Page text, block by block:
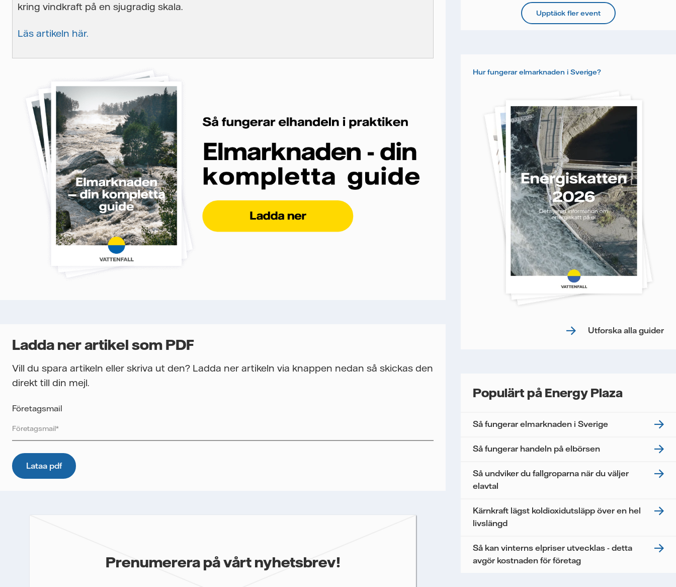
kring vindkraft på en sjugradig skala.
Läs artikeln här.
Ladda ner artikel som PDF
Vill du spara artikeln eller skriva ut den? Ladda ner artikeln via knappen nedan så skickas den
direkt till din mejl.
Företagsmail
Vattenfall skyddar och respekterar din integritet. För att Vattenfalls storföretagsförsäljning ska kunna skicka det önskade
innehållet till dig, samt för att i framtiden kunna skicka ytterligare information som kan vara relevant för dig, behöver vi dina
uppgifter. E-postmeddelanden spåras för att mäta utskickens prestanda som öppnings- och klickfrekvens. Dina uppgifter
Prenumerera på vårt nyhetsbrev!
Upptäck fler event
Hur fungerar elmarknaden i Sverige?
Utforska alla guider
Populärt på Energy Plaza
Så fungerar elmarknaden i Sverige
Så fungerar handeln på elbörsen
Så undviker du fallgroparna när du väljer
elavtal
Kärnkraft lägst koldioxidutsläpp över en hel
livslängd
Så kan vinterns elpriser utvecklas - detta
avgör kostnaden för företag